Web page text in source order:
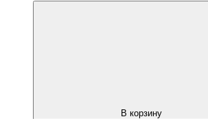
В корзину